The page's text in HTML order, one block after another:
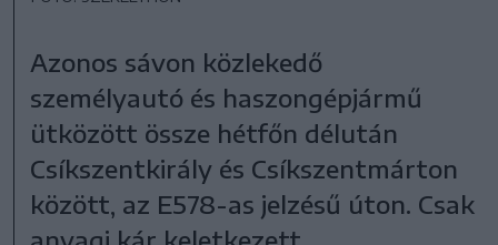
Azonos sávon közlekedő
személyautó és haszongépjármű
ütközött össze hétfőn délután
Csíkszentkirály és Csíkszentmárton
között, az E578-as jelzésű úton. Csak